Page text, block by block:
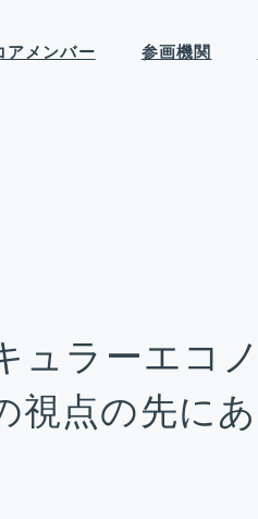
アメンバー 参画機関
ュラーエコノ
視点の先にあ